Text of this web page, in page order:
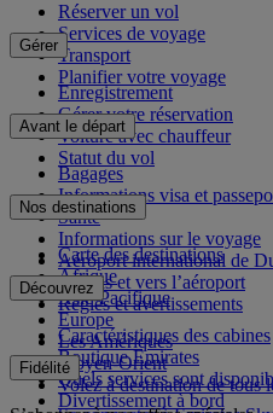
Réserver un vol
Services de voyage
Transport
Planifier votre voyage
Gérer
Enregistrement
Gérer votre réservation
Voiture avec chauffeur
Statut du vol
Avant le départ
Bagages
Informations visa et
Santé
Informations sur le voyage
Aéroport international de
Depuis et vers l’aéroport
Règles et avertissements
Nos destinations
Carte des destinations
Afrique
Asie-Pacifique
Europe
Les Amériques
Moyen-Orient
Volez à destination de tous
Découvrez
Caractéristiques des cabines
Boutique Emirates
Quels services sont
Divertissement à bord
Fidélité